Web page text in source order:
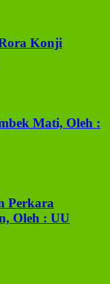
Konji
Mati, Oleh :
Perkara
Oleh : UU